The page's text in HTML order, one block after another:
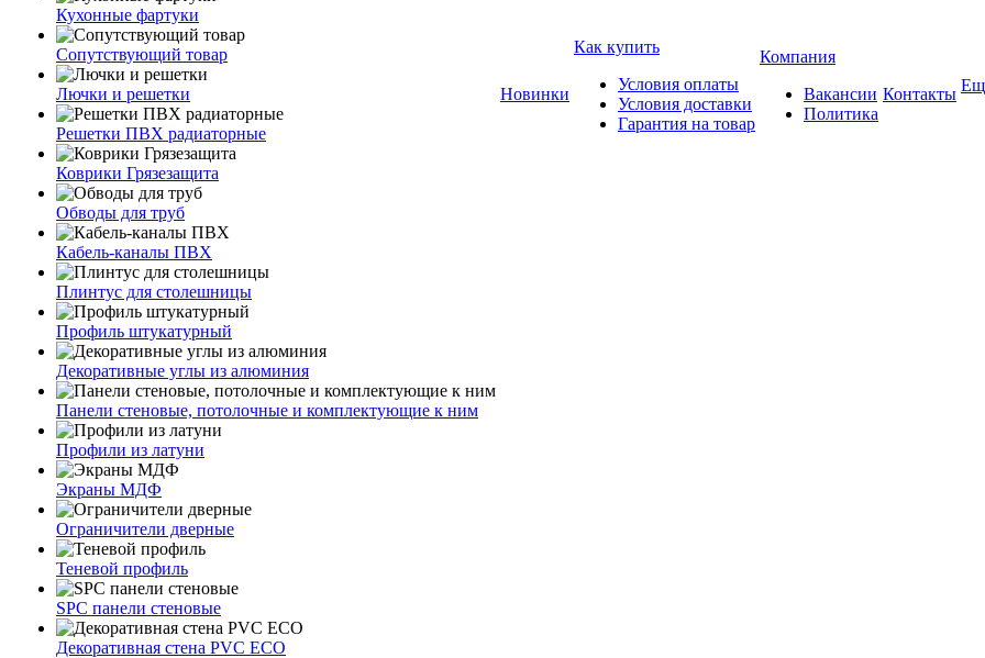
Кухонные фартуки
Сопутствующий товар
Лючки и решетки
Решетки ПВХ радиаторные
Коврики Грязезащита
Обводы для труб
Кабель-каналы ПВХ
Плинтус для столешницы
Профиль штукатурный
Декоративные углы из алюминия
Панели стеновые, потолочные и комплектующие к ним
Профили из латуни
Экраны МДФ
Ограничители дверные
Теневой профиль
SPC панели стеновые
Декоративная стена PVC ECO
Новинки
Как купить
Условия оплаты
Условия доставки
Гарантия на товар
Компания
Вакансии
Политика
Контакты